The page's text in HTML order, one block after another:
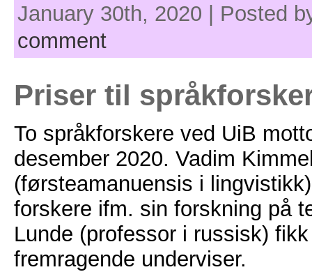
January 30th, 2020 | Posted
comment
Priser til
To språkforskere ved UiB
desember 2020. Vadim
(førsteamanuensis i
forskere ifm. sin forskning på
Lunde (professor i russisk)
fremragende underviser.